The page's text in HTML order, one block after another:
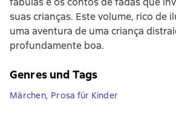
suas crianças. Este volume, rico de
uma aventura de uma criança
profundamente boa.
Genres und Tags
Märchen, Prosa für Kinder